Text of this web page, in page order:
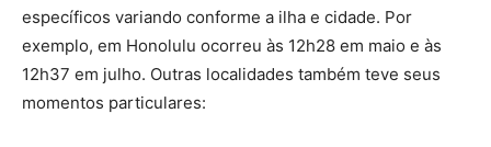
específicos variando conforme a ilha e cidade. Por
exemplo, em Honolulu ocorreu às 12h28 em maio e às
12h37 em julho. Outras localidades também teve seus
momentos particulares: